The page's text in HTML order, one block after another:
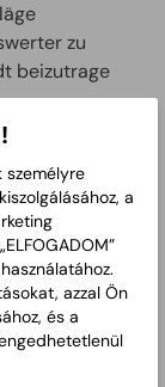
zu
beizutrage
személyre
a
azzal Ön
és a